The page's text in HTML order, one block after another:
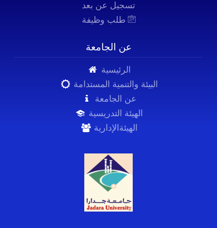
تسجيل عن بعد
عن الجامعة
الرئيسية
البيئة والتنمية المستدامة
عن الجامعة
الهيئة التدريسية
الهيئةالإدارية